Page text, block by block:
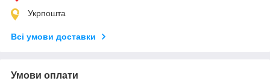
Укрпошта
Всі умови доставки
Умови оплати